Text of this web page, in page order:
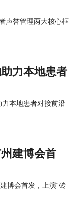
声誉管理两大核心框
力本地患者
本地患者对接前沿
建博会首
博会首发，上演“砖